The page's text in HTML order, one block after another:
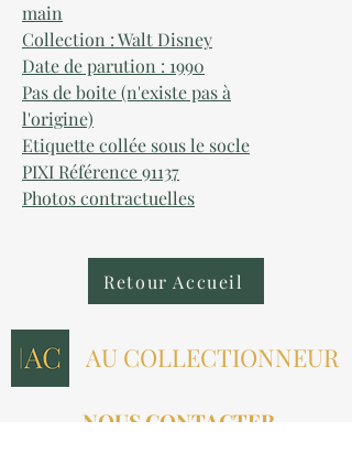
main
Collection : Walt Disney
Date de parution : 1990
Pas de boite (n'existe pas à
l'origine)
Etiquette collée sous le socle
PIXI Référence 91137
Photos contractuelles
Retour Accueil
AU COLLECTIONNEUR
NOUS CONTACTER